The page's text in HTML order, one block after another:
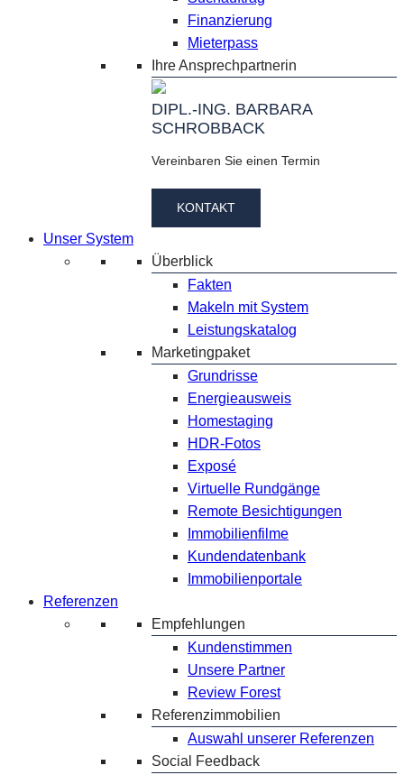
Finanzierung
Mieterpass
Ihre Ansprechpartnerin
DIPL.-ING. BARBARA
SCHROBBACK
Vereinbaren Sie einen Termin
KONTAKT
Unser System
Überblick
Fakten
Makeln mit System
Leistungskatalog
Marketingpaket
Grundrisse
Energieausweis
Homestaging
HDR-Fotos
Exposé
Virtuelle Rundgänge
Remote Besichtigungen
Immobilienfilme
Kundendatenbank
Immobilienportale
Referenzen
Empfehlungen
Kundenstimmen
Unsere Partner
Review Forest
Referenzimmobilien
Auswahl unserer Referenzen
Social Feedback